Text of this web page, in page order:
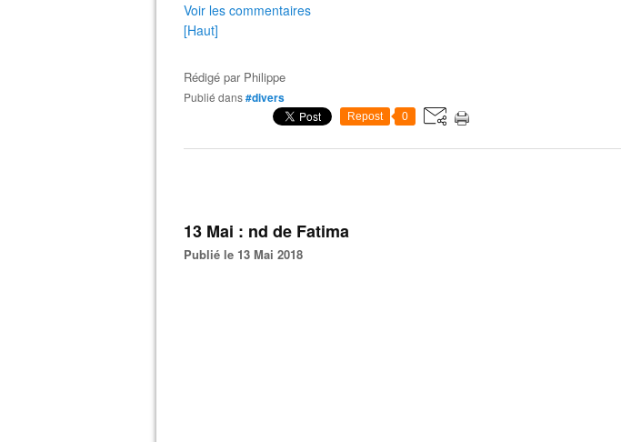
Voir les commentaires
[Haut]
Rédigé par Philippe
Publié dans#divers
Repost 0
13 Mai : nd de Fatima
Publié le 13 Mai 2018